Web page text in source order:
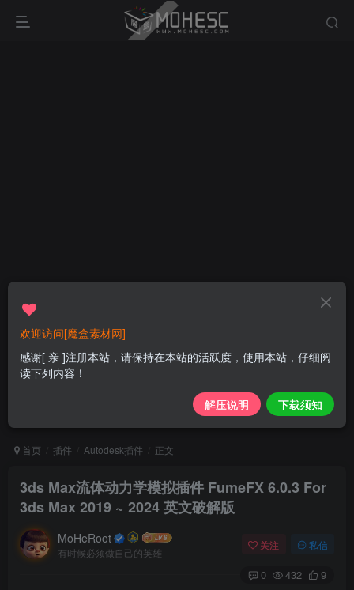
首页 插件 Autodesk插件 正文
3ds Max流体动力学模拟插件 FumeFX 6.0.3 For
3ds Max 2019 ~ 2024 英文破解版
MoHeRoot
有时候必须做自己的英雄
关注 私信
0 432 9
欢迎访问[魔盒素材网]
感谢[ 亲 ]注册本站，请保持在本站的活跃度，使用本站，仔细阅
读下列内容！
解压说明 下载须知